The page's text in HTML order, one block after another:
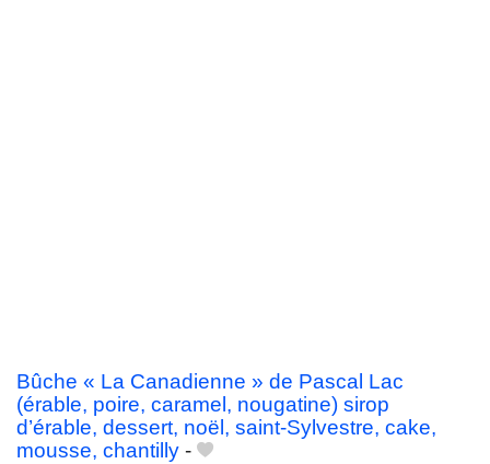
Bûche « La Canadienne » de Pascal Lac
(érable, poire, caramel, nougatine) sirop
d’érable, dessert, noël, saint-Sylvestre, cake,
mousse, chantilly -